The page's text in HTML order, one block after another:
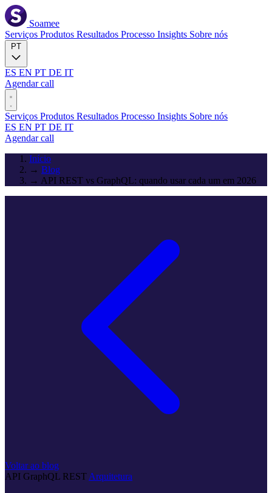
Soamee
Serviços Produtos Resultados Processo Insights Sobre nós
ES EN PT DE IT
Agendar call
Serviços Produtos Resultados Processo Insights Sobre nós
ES EN PT DE IT
Agendar call
Início
→ Blog
→ API REST vs GraphQL: quando usar cada um em 2026
Voltar ao blog
API GraphQL REST Arquitetura